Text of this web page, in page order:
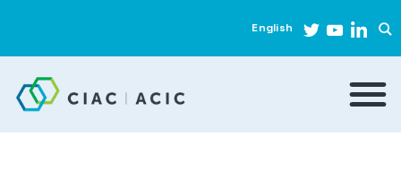
English